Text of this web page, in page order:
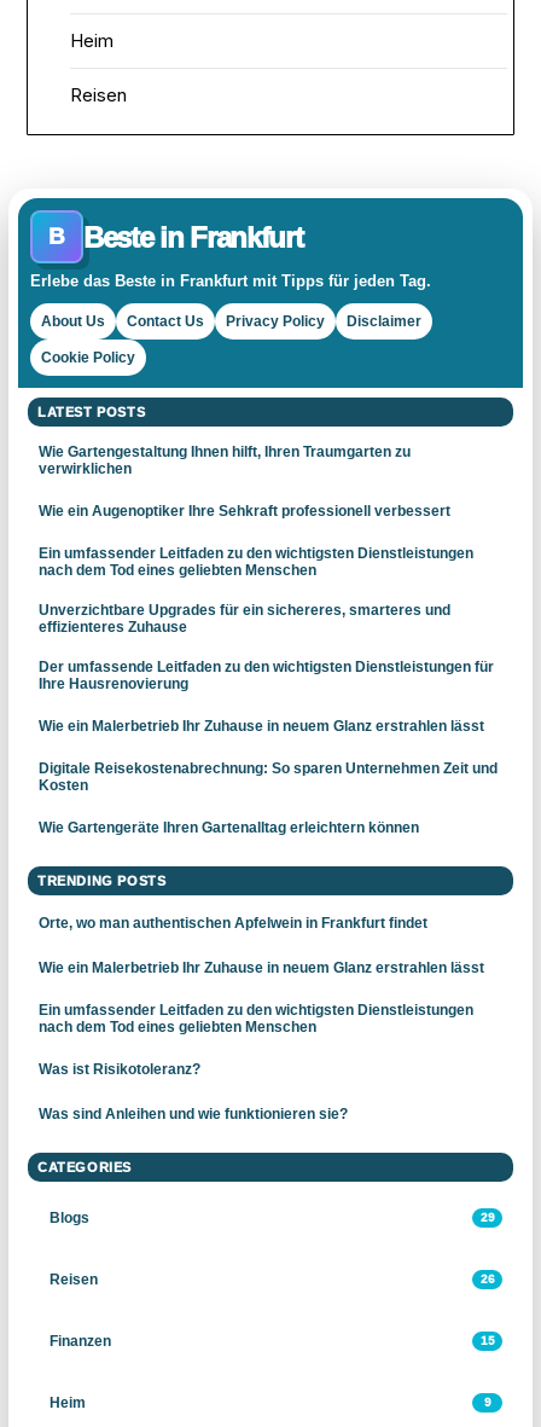
Heim
Reisen
B Beste in Frankfurt
Erlebe das Beste in Frankfurt mit Tipps für jeden Tag.
About Us Contact Us Privacy Policy Disclaimer
Cookie Policy
LATEST POSTS
Wie Gartengestaltung Ihnen hilft, Ihren Traumgarten zu
verwirklichen
Wie ein Augenoptiker Ihre Sehkraft professionell verbessert
Ein umfassender Leitfaden zu den wichtigsten Dienstleistungen
nach dem Tod eines geliebten Menschen
Unverzichtbare Upgrades für ein sichereres, smarteres und
effizienteres Zuhause
Der umfassende Leitfaden zu den wichtigsten Dienstleistungen für
Ihre Hausrenovierung
Wie ein Malerbetrieb Ihr Zuhause in neuem Glanz erstrahlen lässt
Digitale Reisekostenabrechnung: So sparen Unternehmen Zeit und
Kosten
Wie Gartengeräte Ihren Gartenalltag erleichtern können
TRENDING POSTS
Orte, wo man authentischen Apfelwein in Frankfurt findet
Wie ein Malerbetrieb Ihr Zuhause in neuem Glanz erstrahlen lässt
Ein umfassender Leitfaden zu den wichtigsten Dienstleistungen
nach dem Tod eines geliebten Menschen
Was ist Risikotoleranz?
Was sind Anleihen und wie funktionieren sie?
CATEGORIES
Blogs 29
Reisen 26
Finanzen 15
Heim 9